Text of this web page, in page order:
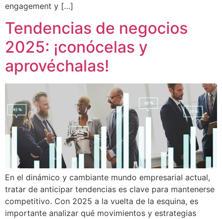
engagement y […]
Tendencias de negocios
2025: ¡conócelas y
aprovéchalas!
En el dinámico y cambiante mundo empresarial actual,
tratar de anticipar tendencias es clave para mantenerse
competitivo. Con 2025 a la vuelta de la esquina, es
importante analizar qué movimientos y estrategias